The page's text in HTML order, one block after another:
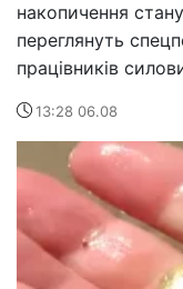
накопичення
переглянуть
працівників
13:28 06.08